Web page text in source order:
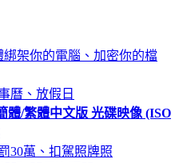
架你的電腦、加密你的檔
曆、放假日
體/繁體中文版 光碟映像 (ISO
30萬、扣駕照牌照